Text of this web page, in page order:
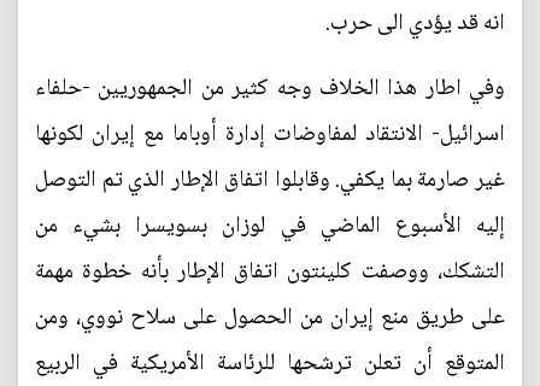
انه قد يؤدي الى حرب.
وفي اطار هذا الخلاف وجه كثير من الجمهوريين -حلفاء
اسرائيل- الانتقاد لمفاوضات إدارة أوباما مع إيران لكونها
غير صارمة بما يكفي. وقابلوا اتفاق الإطار الذي تم التوصل
إليه الأسبوع الماضي في لوزان بسويسرا بشيء من
التشكك، ووصفت كلينتون اتفاق الإطار بأنه خطوة مهمة
على طريق منع إيران من الحصول على سلاح نووي، ومن
المتوقع أن تعلن ترشحها للرئاسة الأمريكية في الربيع